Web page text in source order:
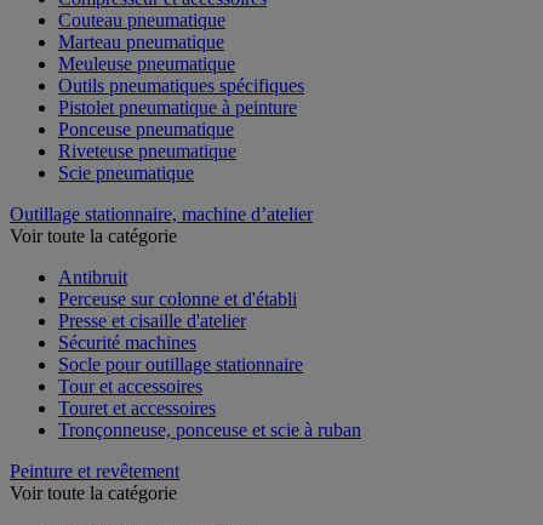
Couteau pneumatique
Marteau pneumatique
Meuleuse pneumatique
Outils pneumatiques spécifiques
Pistolet pneumatique à peinture
Ponceuse pneumatique
Riveteuse pneumatique
Scie pneumatique
Outillage stationnaire, machine d’atelier
Voir toute la catégorie
Antibruit
Perceuse sur colonne et d'établi
Presse et cisaille d'atelier
Sécurité machines
Socle pour outillage stationnaire
Tour et accessoires
Touret et accessoires
Tronçonneuse, ponceuse et scie à ruban
Peinture et revêtement
Voir toute la catégorie